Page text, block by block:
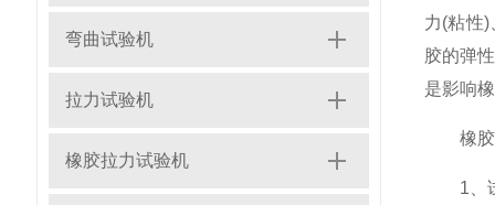
弯曲试验机
拉力试验机
橡胶拉力试验机
力(粘性
胶的弹
是影响
橡胶
1、试